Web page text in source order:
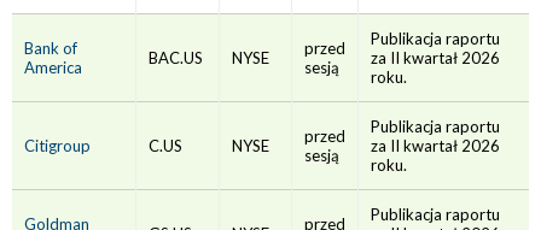
Bank of
America
BAC.US NYSE
przed
sesją
Publikacja raportu
za II kwartał 2026
roku.
Citigroup C.US NYSE
przed
sesją
Publikacja raportu
za II kwartał 2026
roku.
Goldman
przed
Publikacja raportu